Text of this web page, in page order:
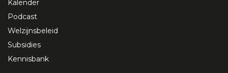
Kalender
Podcast
Welzijnsbeleid
Subsidies
Kennisbank